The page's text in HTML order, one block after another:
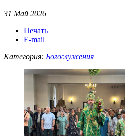
31 Май 2026
Печать
E-mail
Категория: Богослужения